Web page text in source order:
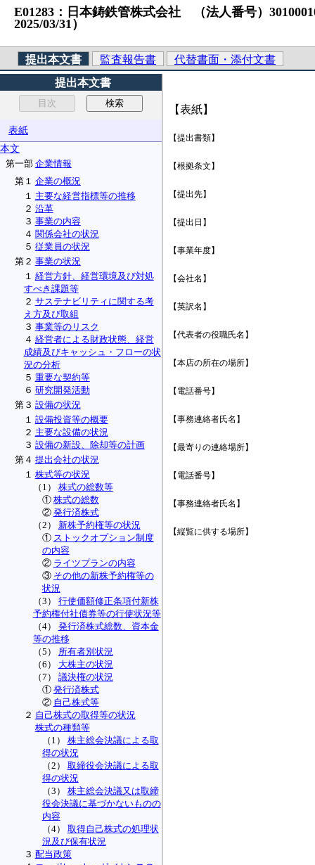
E01283：日本鋳鉄管株式会社 （法人番号）
2025/03/31）
提出本文書 監査報告書
代替書面・添付文書
提出本文書